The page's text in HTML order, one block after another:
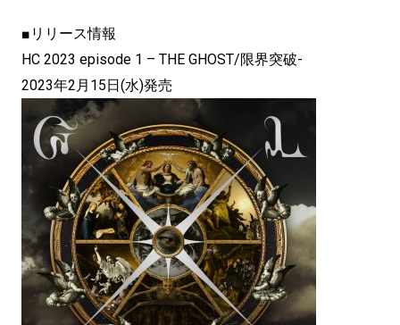
■リリース情報
HC 2023 episode 1 – THE GHOST/限界突破-
2023年2月15日(水)発売